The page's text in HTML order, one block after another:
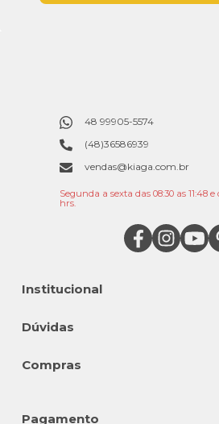
Institucional
Dúvidas
Compras
48 99905-5574
(48)36586939
vendas@kiaga.com.br
Segunda a sexta das 08:30 as 11:48 e
hrs.
Pagamento